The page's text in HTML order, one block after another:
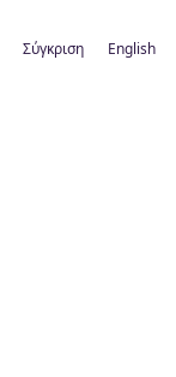
Σύγκριση English